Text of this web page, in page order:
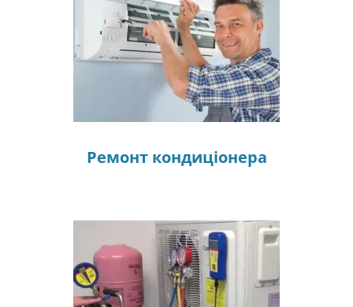
Ремонт кондиціонера